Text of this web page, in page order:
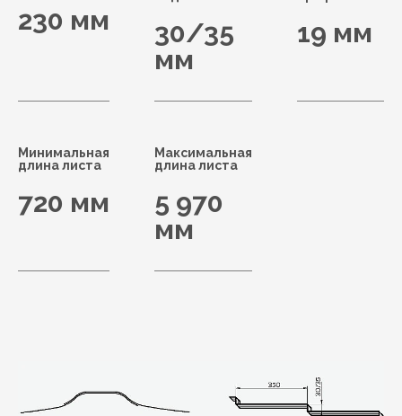
230 мм
30/35
мм
19 мм
Минимальная
длина листа
720 мм
Максимальная
длина листа
5 970
мм